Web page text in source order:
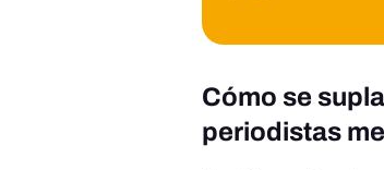
Cómo se
periodistas